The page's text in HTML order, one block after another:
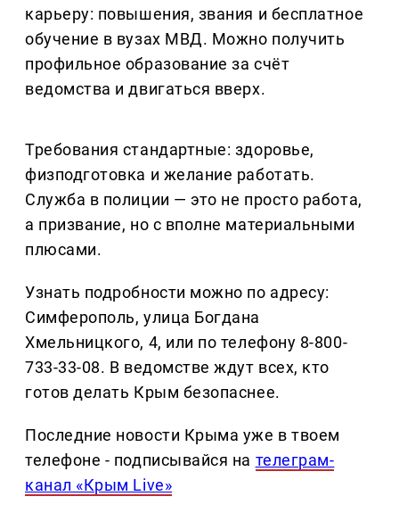
карьеру: повышения, звания и бесплатное
обучение в вузах МВД. Можно получить
профильное образование за счёт
ведомства и двигаться вверх.
Требования стандартные: здоровье,
физподготовка и желание работать.
Служба в полиции — это не просто работа,
а призвание, но с вполне материальными
плюсами.
Узнать подробности можно по адресу:
Симферополь, улица Богдана
Хмельницкого, 4, или по телефону 8-800-
733-33-08. В ведомстве ждут всех, кто
готов делать Крым безопаснее.
Последние новости Крыма уже в твоем
телефоне - подписывайся на телеграм-
канал «Крым Live»